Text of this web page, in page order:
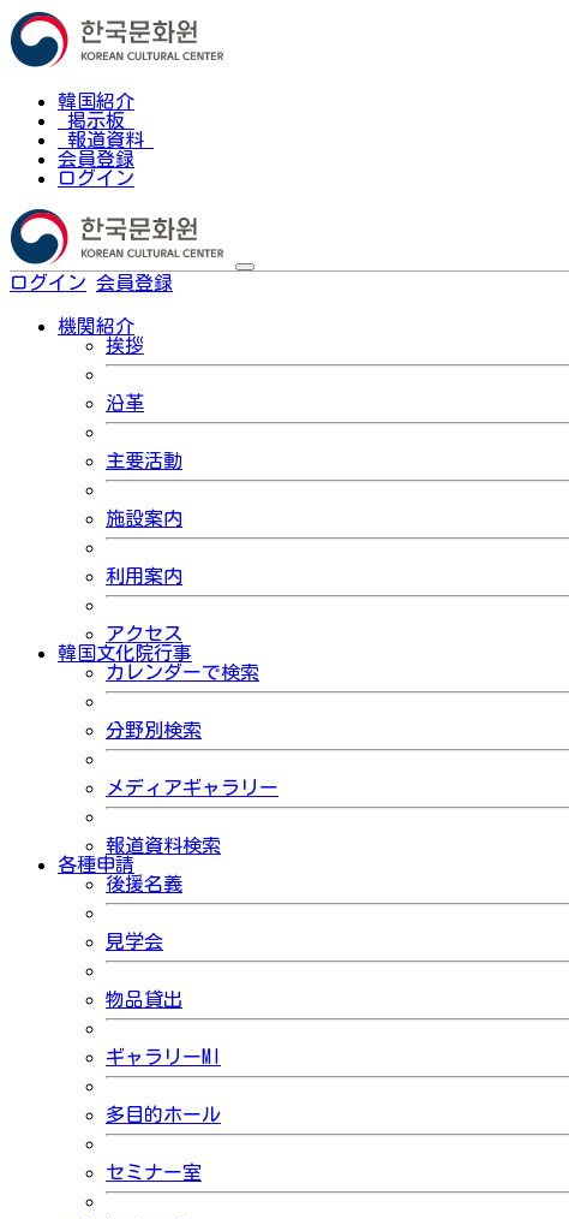
韓国紹介
掲示板
報道資料
会員登録
ログイン
ログイン 会員登録
機関紹介
挨拶
沿革
主要活動
施設案内
利用案内
アクセス
韓国文化院行事
カレンダーで検索
分野別検索
メディアギャラリー
報道資料検索
各種申請
後援名義
見学会
物品貸出
ギャラリーMI
多目的ホール
セミナー室